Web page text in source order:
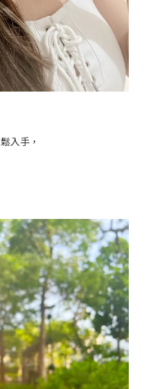
入手，